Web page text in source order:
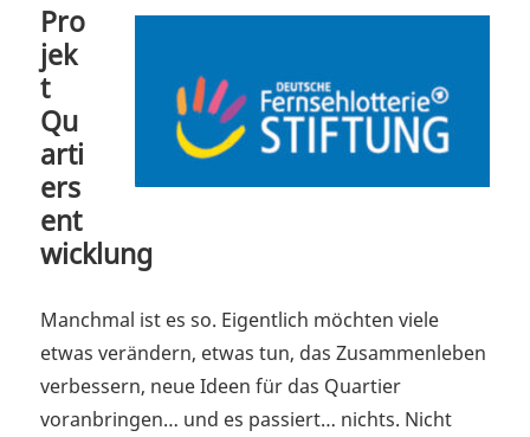
Pro
jek
t
Qu
arti
ers
ent
wicklung
Manchmal ist es so. Eigentlich möchten viele
etwas verändern, etwas tun, das Zusammenleben
verbessern, neue Ideen für das Quartier
voranbringen… und es passiert… nichts. Nicht